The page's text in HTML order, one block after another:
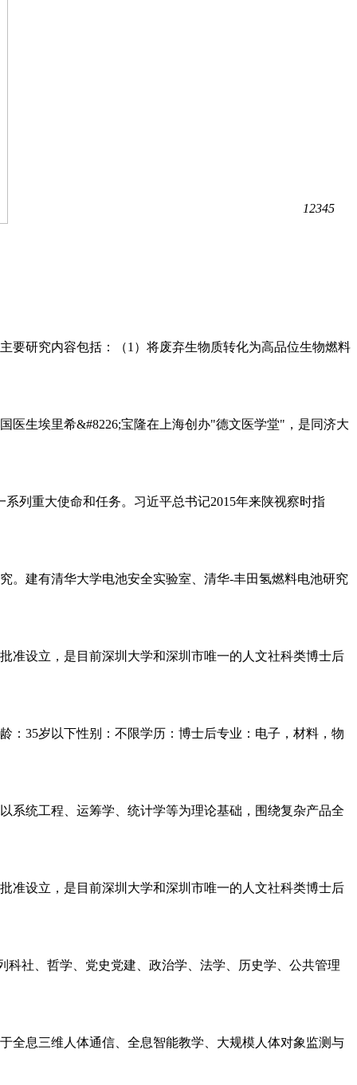
12345
要研究内容包括：（1）将废弃生物质转化为高品位生物燃料
医生埃里希&#8226;宝隆在上海创办"德文医学堂"，是同济大
列重大使命和任务。习近平总书记2015年来陕视察时指
。建有清华大学电池安全实验室、清华-丰田氢燃料电池研究
准设立，是目前深圳大学和深圳市唯一的人文社科类博士后
：35岁以下性别：不限学历：博士后专业：电子，材料，物
系统工程、运筹学、统计学等为理论基础，围绕复杂产品全
准设立，是目前深圳大学和深圳市唯一的人文社科类博士后
社、哲学、党史党建、政治学、法学、历史学、公共管理
全息三维人体通信、全息智能教学、大规模人体对象监测与